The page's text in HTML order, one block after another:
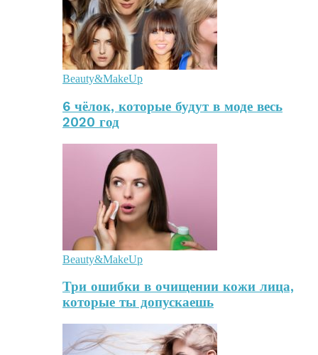
Beauty&MakeUp
6 чёлок, которые будут в моде весь
2020 год
Beauty&MakeUp
Три ошибки в очищении кожи лица,
которые ты допускаешь